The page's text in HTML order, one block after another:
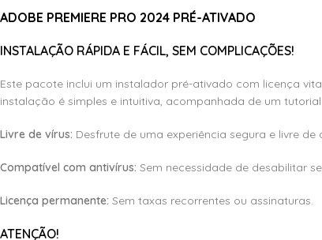
ADOBE PREMIERE PRO 2024 PRÉ-ATIVADO
INSTALAÇÃO RÁPIDA E FÁCIL, SEM COMPLICAÇÕES!
Este pacote inclui um instalador pré-ativado com licença
instalação é simples e intuitiva, acompanhada de um
Livre de vírus: Desfrute de uma experiência segura e livre de
Compatível com antivírus: Sem necessidade de desabilitar
Licença permanente: Sem taxas recorrentes ou assinaturas.
ATENÇÃO!